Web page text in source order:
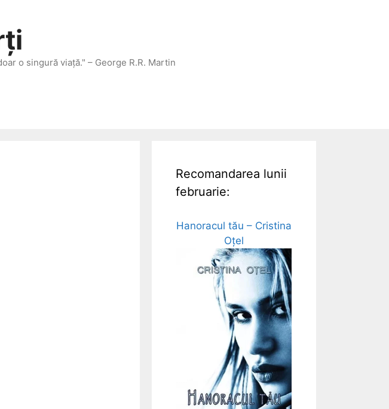
o singură viaţă." – George R.R. Martin
Recomandarea lunii
februarie:
Hanoracul tău – Cristina
Oțel